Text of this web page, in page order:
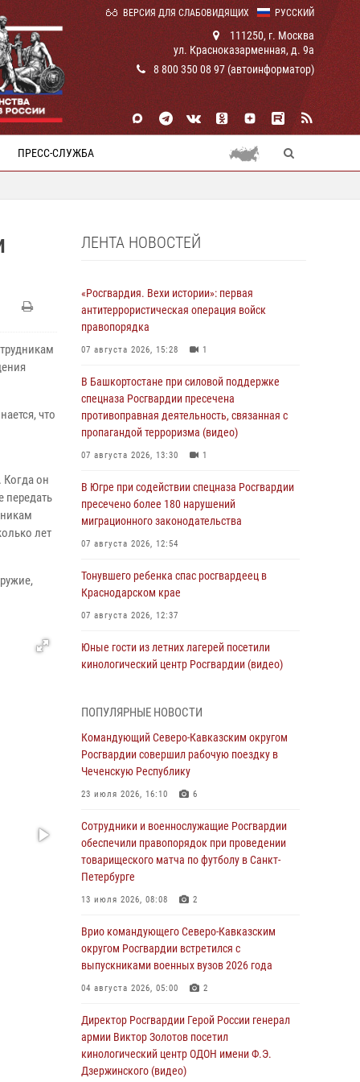
РУССКИЙ
ВЕРСИЯ ДЛЯ СЛАБОВИДЯЩИХ
111250, г. Москва
ул. Красноказарменная, д. 9а
8 800 350 08 97 (автоинформатор)
ПРЕСС-СЛУЖБА
что
Когда он
передать
лет
ЛЕНТА НОВОСТЕЙ
«Росгвардия. Вехи истории»: первая
антитеррористическая операция войск
правопорядка
07 августа 2026, 15:28 1
В Башкортостане при силовой поддержке
спецназа Росгвардии пресечена
противоправная деятельность, связанная с
пропагандой терроризма (видео)
07 августа 2026, 13:30 1
В Югре при содействии спецназа Росгвардии
пресечено более 180 нарушений
миграционного законодательства
07 августа 2026, 12:54
Тонувшего ребенка спас росгвардеец в
Краснодарском крае
07 августа 2026, 12:37
Юные гости из летних лагерей посетили
кинологический центр Росгвардии (видео)
Представители ФСБ России по Уральскому
округу Росгвардии и ветераны военной
контрразведки почтили память Николая
Кузнецова
07 августа 2026, 12:00
Ветеран войск правопорядка генерал-майор
Иван Пияшев – герой выпуска «Легенды
армии с Александром Маршалом»
07 августа 2026, 12:00
подняться на крышу Смольного собора в
Санкт-Петербурге (видео)
07 августа 2026, 11:34 3 1
основам взрывобезопасности
07 августа 2026, 11:33
Рэпер ST посетил раненых росгвардейцев в
ПОПУЛЯРНЫЕ НОВОСТИ
Командующий Северо-Кавказским округом
Росгвардии совершил рабочую поездку в
Чеченскую Республику
23 июля 2026, 16:10 6
Сотрудники и военнослужащие Росгвардии
обеспечили правопорядок при проведении
товарищеского матча по футболу в Санкт-
Петербурге
13 июля 2026, 08:08 2
Врио командующего Северо-Кавказским
округом Росгвардии встретился с
выпускниками военных вузов 2026 года
04 августа 2026, 05:00 2
Директор Росгвардии Герой России генерал
армии Виктор Золотов посетил
кинологический центр ОДОН имени Ф.Э.
Дзержинского (видео)